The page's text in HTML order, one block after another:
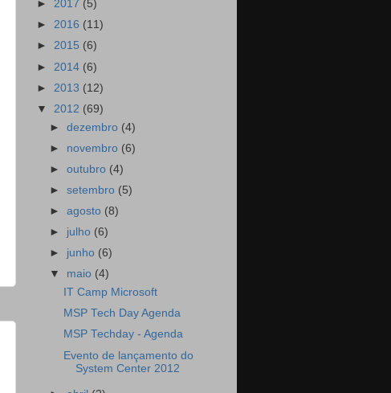
► 2017 (5)
► 2016 (11)
► 2015 (6)
► 2014 (6)
► 2013 (12)
▼ 2012 (69)
►dezembro (4)
► novembro (6)
►outubro (4)
►setembro (5)
►agosto (8)
► julho (6)
► junho (6)
▼ maio (4)
IT Camp Microsoft
MSP Tech Day Agenda
MSP Techday - Agenda
Evento de lançamento do
System Center 2012